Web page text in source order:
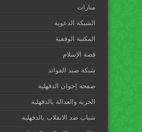
منارات
الشبكة الدعوية
المكتبة الوقفية
قصة الإسلام
شبكة صيد الفوائد
صفحة إخوان الدقهلية
الحرية والعدالة بالدقهلية
شباب ضد الانقلاب بالدقهلية